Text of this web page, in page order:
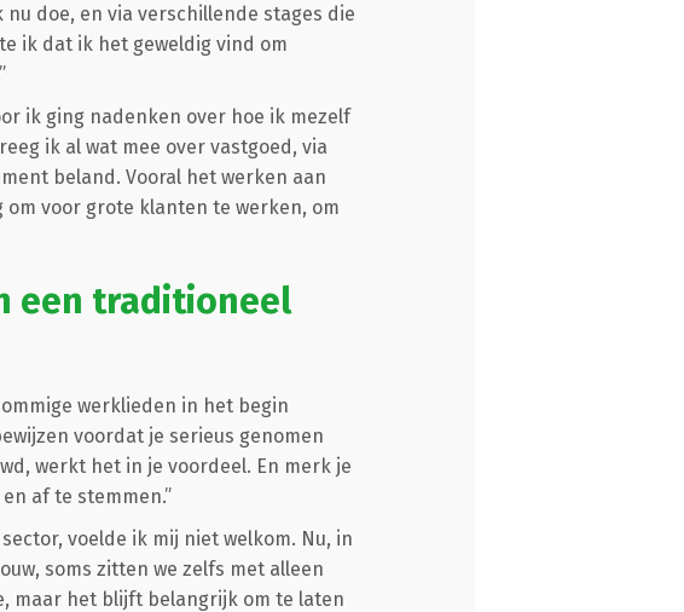
doe, en via verschillende stages die
ik dat ik het geweldig vind om
ik ging nadenken over hoe ik mezelf
ik al wat mee over vastgoed, via
beland. Vooral het werken aan
voor grote klanten te werken, om
een traditioneel
werklieden in het begin
voordat je serieus genomen
werkt het in je voordeel. En merk je
af te stemmen.”
voelde ik mij niet welkom. Nu, in
soms zitten we zelfs met alleen
maar het blijft belangrijk om te laten